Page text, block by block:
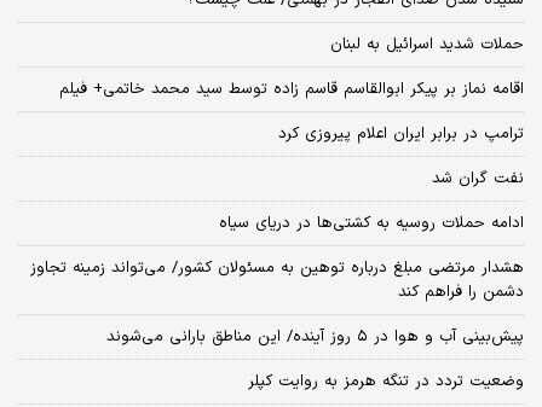
حملات شدید اسرائیل به لبنان
اقامه نماز بر پیکر ابوالقاسم قاسم زاده توسط سید محمد خاتمی+ فیلم
ترامپ در برابر ایران اعلام پیروزی کرد
نفت گران شد
ادامه حملات روسیه به کشتی‌ها در دریای سیاه
هشدار مرتضی مبلغ درباره توهین به مسئولان کشور/ می‌تواند زمینه تجاوز
دشمن را فراهم کند
پیش‌بینی آب و هوا در ۵ روز آینده/ این مناطق بارانی می‌شوند
وضعیت تردد در تنگه هرمز به روایت کپلر